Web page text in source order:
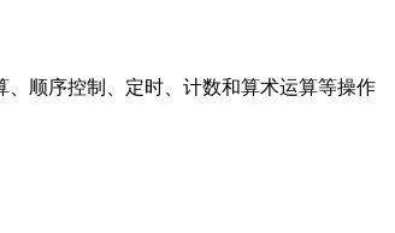
顺序控制、定时、计数和算术运算等操作